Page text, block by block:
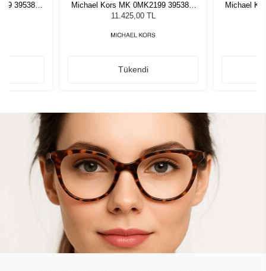
39538G
Michael Kors MK 0MK2199 39538G
55 Kadın Güneş Gözlüğü
11.425,00 TL
Tükendi
Michael